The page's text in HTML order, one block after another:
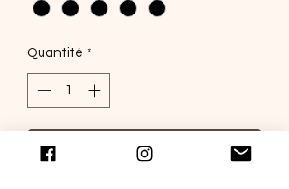
Quantité *
Ajouter au panier